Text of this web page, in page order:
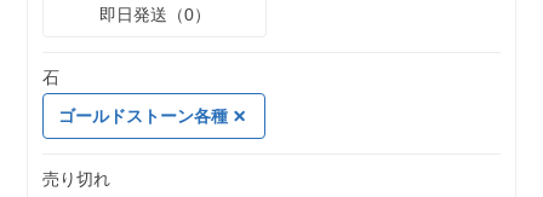
即日発送（0）
石
ゴールドストーン各種
売り切れ